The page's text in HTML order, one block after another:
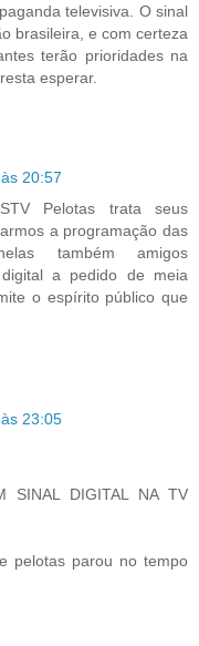
televisiva. O sinal
brasileira, e com certeza
terão prioridades na
esperar.
20:57
Pelotas trata seus
a programação das
também amigos
a pedido de meia
o espírito público que
23:05
SINAL DIGITAL NA TV
pelotas parou no tempo